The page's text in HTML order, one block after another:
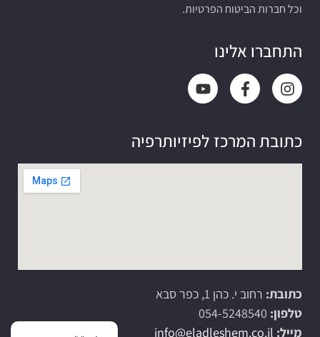
וכל חברות הביטוח הפרטיות.
התחברו אלינו
כתובת המרכז לפיזיותרפיה
כתובת: רחוב י. כהן 1, כפר סבא
טלפון:
מייל: info@eladleshem.co.il